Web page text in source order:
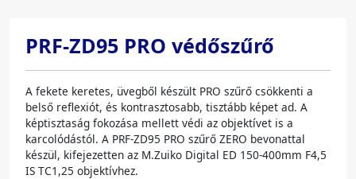
PRF-ZD95 PRO védőszűrő
A fekete keretes, üvegből készült PRO szűrő csökkenti a
belső reflexiót, és kontrasztosabb, tisztább képet ad. A
képtisztaság fokozása mellett védi az objektívet is a
karcolódástól. A PRF-ZD95 PRO szűrő ZERO bevonattal
készül, kifejezetten az M.Zuiko Digital ED 150-400mm F4,5
IS TC1,25 objektívhez.